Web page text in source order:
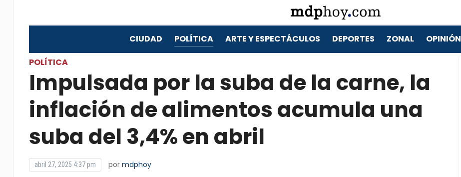
CIUDAD POLÍTICA ARTE Y ESPECTÁCULOS DEPORTES ZONAL OPINIÓN
POLÍTICA
Impulsada por la suba de la carne, la
inflación de alimentos acumula una
suba del 3,4% en abril
abril 27, 2025 4:37 pm por mdphoy